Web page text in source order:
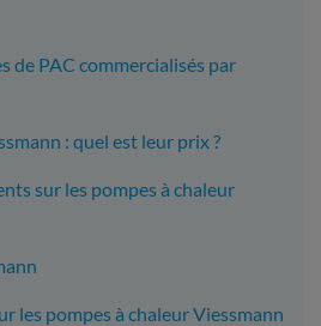
de PAC commercialisés par
: quel est leur prix ?
sur les pompes à chaleur
les pompes à chaleur Viessmann